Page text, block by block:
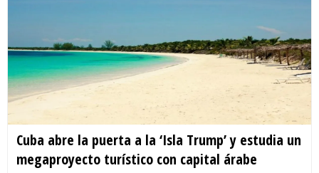
Cuba abre la puerta a la ‘Isla Trump’ y estudia un
megaproyecto turístico con capital árabe